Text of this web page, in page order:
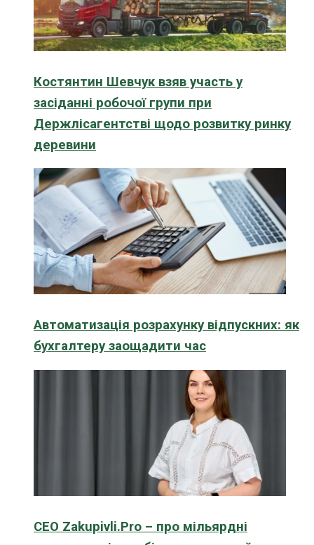
Костянтин Шевчук взяв участь у
засіданні робочої групи при
Держлісагентстві щодо розвитку ринку
деревини
Автоматизація розрахунку відпускних: як
бухгалтеру заощадити час
CEO Zakupivli.Pro – про мільярдні